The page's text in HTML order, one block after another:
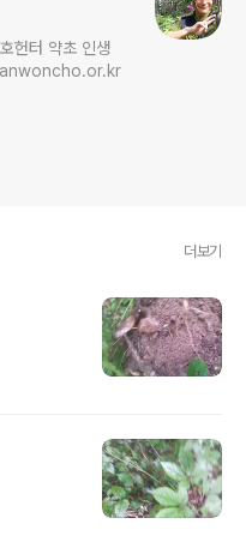
헌터 약초 인생
더보기